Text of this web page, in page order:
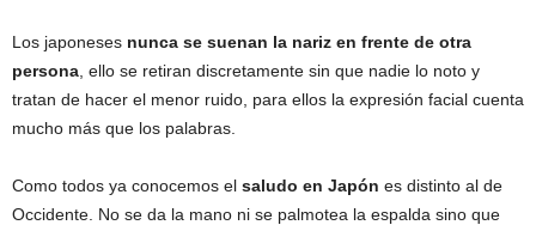
Los japoneses nunca se suenan la nariz en frente de otra
persona , ello se retiran discretamente sin que nadie lo noto y
tratan de hacer el menor ruido, para ellos la expresión facial cuenta
mucho más que los palabras.
Como todos ya conocemos el saludo en Japón es distinto al de
Occidente. No se da la mano ni se palmotea la espalda sino que